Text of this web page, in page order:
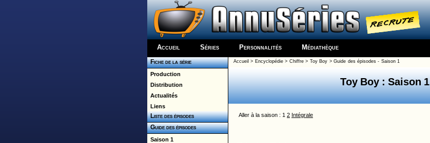
Accueil Séries Personnalités Médiathèque
Fiche de la série
Production
Distribution
Actualités
Liens
Liste des épisodes
Guide des épisodes
Saison 1
Accueil > Encyclopédie> Chiffre> Toy Boy >Guide des épisodes - Saison 1
Toy Boy : Saison 1
Aller à la saison : 1 2 Intégrale